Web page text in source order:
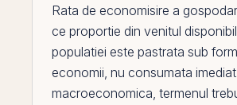
Rata de economisire a
ce proportie din venitul
populatiei este pastrata sub
economii, nu consumata
macroeconomica, termenul